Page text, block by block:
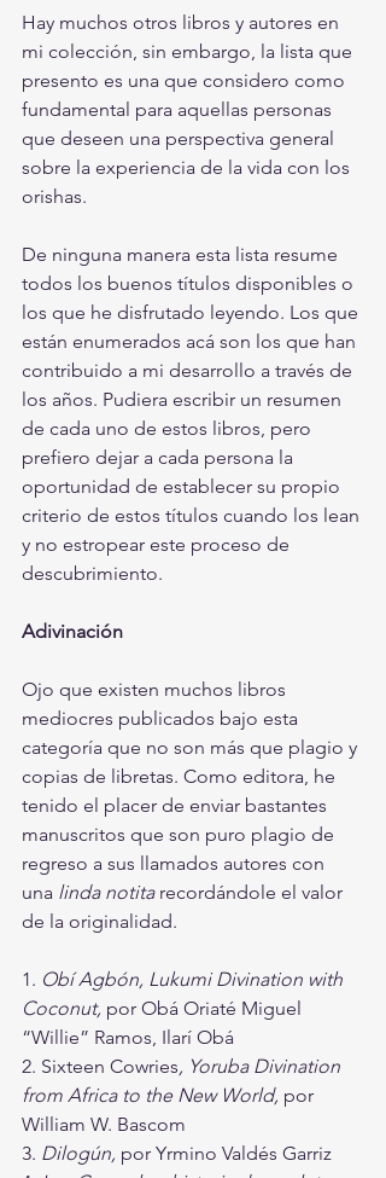
Hay muchos otros libros y autores en
mi colección, sin embargo, la lista que
presento es una que considero como
fundamental para aquellas personas
que deseen una perspectiva general
sobre la experiencia de la vida con los
orishas.
De ninguna manera esta lista resume
todos los buenos títulos disponibles o
los que he disfrutado leyendo. Los que
están enumerados acá son los que han
contribuido a mi desarrollo a través de
los años. Pudiera escribir un resumen
de cada uno de estos libros, pero
prefiero dejar a cada persona la
oportunidad de establecer su propio
criterio de estos títulos cuando los lean
y no estropear este proceso de
descubrimiento.
Adivinación
Ojo que existen muchos libros
mediocres publicados bajo esta
categoría que no son más que plagio y
copias de libretas. Como editora, he
tenido el placer de enviar bastantes
manuscritos que son puro plagio de
regreso a sus llamados autores con
una linda notita recordándole el valor
de la originalidad.
1. Obí Agbón, Lukumi Divination with
Coconut, por Obá Oriaté Miguel
“Willie” Ramos, Ilarí Obá
2. Sixteen Cowries, Yoruba Divination
from Africa to the New World, por
William W. Bascom
3. Dilogún, por Yrmino Valdés Garriz